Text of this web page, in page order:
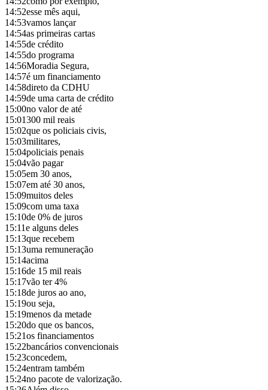
14:52esse mês aqui,
14:53vamos lançar
14:54as primeiras cartas
14:55de crédito
14:55do programa
14:56Moradia Segura,
14:57é um financiamento
14:58direto da CDHU
14:59de uma carta de crédito
15:00no valor de até
15:01300 mil reais
15:02que os policiais civis,
15:03militares,
15:04policiais penais
15:04vão pagar
15:05em 30 anos,
15:07em até 30 anos,
15:09muitos deles
15:09com uma taxa
15:10de 0% de juros
15:11e alguns deles
15:13que recebem
15:13uma remuneração
15:14acima
15:16de 15 mil reais
15:17vão ter 4%
15:18de juros ao ano,
15:19ou seja,
15:19menos da metade
15:20do que os bancos,
15:21os financiamentos
15:22bancários convencionais
15:23concedem,
15:24entram também
15:24no pacote de valorização.